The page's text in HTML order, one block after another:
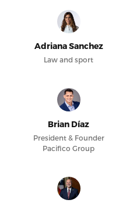
Adriana Sanchez
Law and sport
Brian Díaz
President & Founder
Pacifico Group